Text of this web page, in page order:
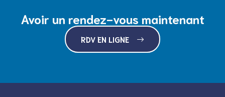
Avoir un rendez-vous maintenant
RDV EN LIGNE